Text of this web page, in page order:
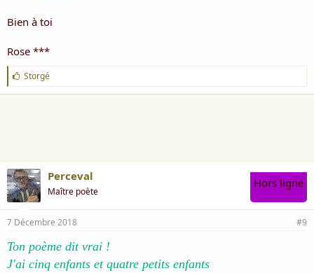
Bien à toi
Rose ***
J
'
a
Storgé
Perceval
Maître poète
Hors ligne
7 Décembre 2018 #9
Ton poème dit vrai !
J'ai cinq enfants et quatre petits enfants